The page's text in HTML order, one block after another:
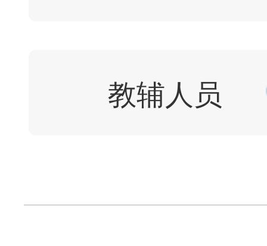
教辅人员